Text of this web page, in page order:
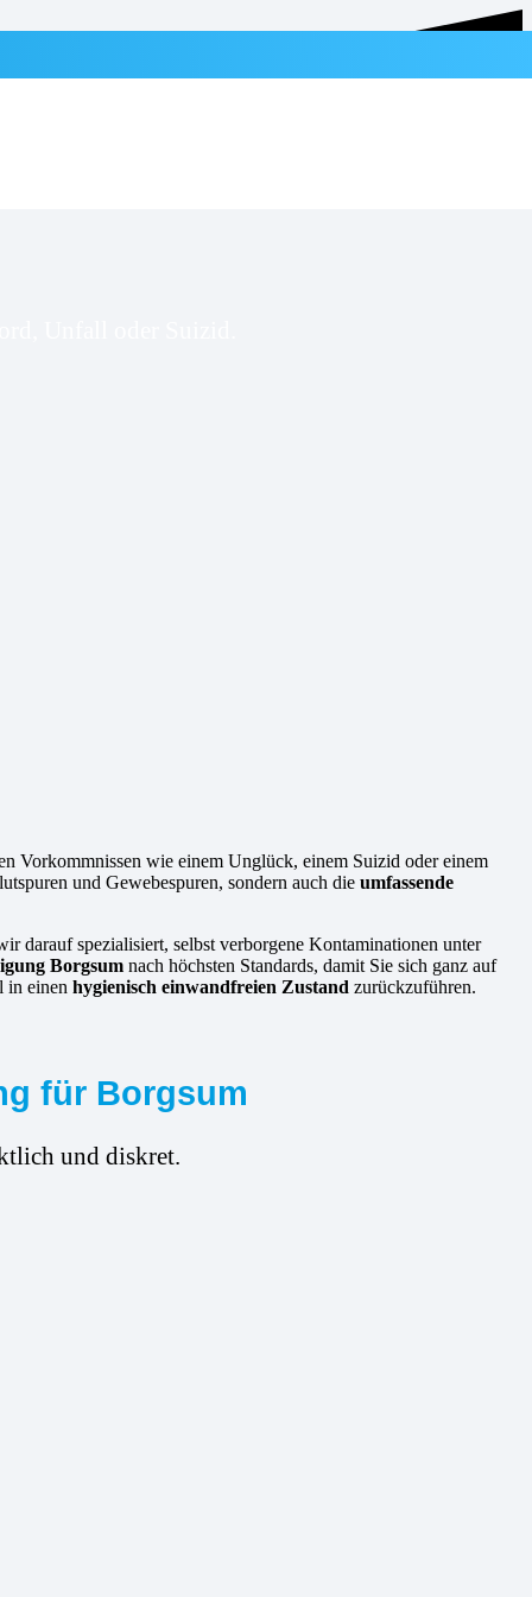
Unfall oder Suizid.
Vorkommnissen wie einem Unglück, einem Suizid oder einem
und Gewebespuren, sondern auch die umfassende
darauf spezialisiert, selbst verborgene Kontaminationen unter
Borgsum nach höchsten Standards, damit Sie sich ganz auf
in einen hygienisch einwandfreien Zustand zurückzuführen.
für Borgsum
und diskret.